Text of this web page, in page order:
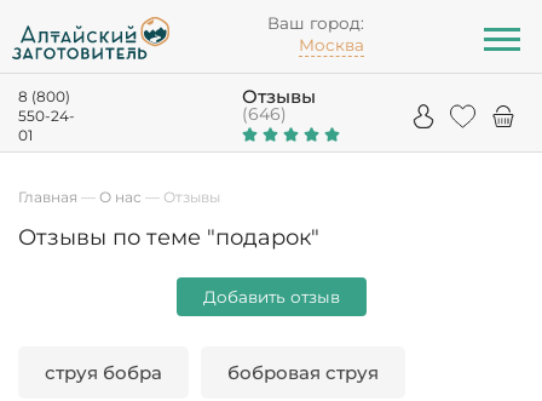
Ваш город:
Москва
8 (800)
550-24-
01
Отзывы
(646)
Главная — О нас — Отзывы
Отзывы по теме "подарок"
Добавить отзыв
струя бобра бобровая струя